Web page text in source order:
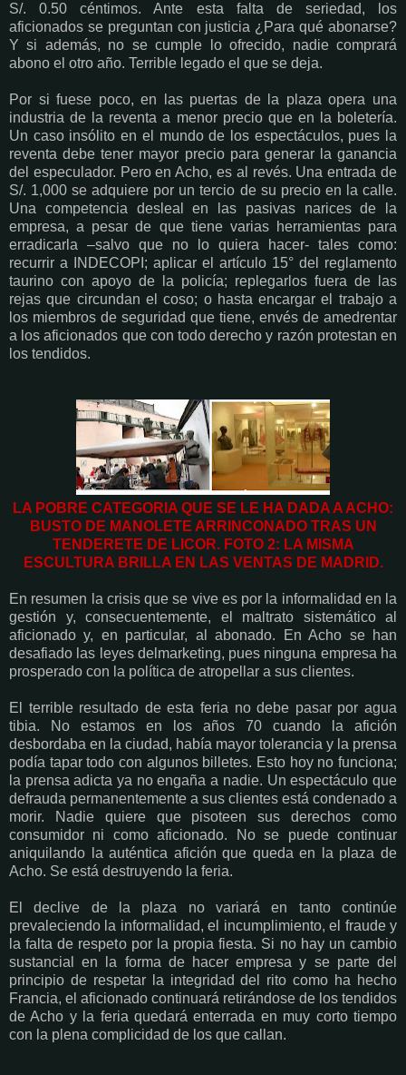
S/. 0.50 céntimos. Ante esta falta de seriedad, los
aficionados se preguntan con justicia ¿Para qué abonarse?
Y si además, no se cumple lo ofrecido, nadie comprará
abono el otro año. Terrible legado el que se deja.
Por si fuese poco, en las puertas de la plaza opera una
industria de la reventa a menor precio que en la boletería.
Un caso insólito en el mundo de los espectáculos, pues la
reventa debe tener mayor precio para generar la ganancia
del especulador. Pero en Acho, es al revés. Una entrada de
S/. 1,000 se adquiere por un tercio de su precio en la calle.
Una competencia desleal en las pasivas narices de la
empresa, a pesar de que tiene varias herramientas para
erradicarla –salvo que no lo quiera hacer- tales como:
recurrir a INDECOPI; aplicar el artículo 15° del reglamento
taurino con apoyo de la policía; replegarlos fuera de las
rejas que circundan el coso; o hasta encargar el trabajo a
los miembros de seguridad que tiene, envés de amedrentar
a los aficionados que con todo derecho y razón protestan en
los tendidos.
LA POBRE CATEGORIA QUE SE LE HA DADA A ACHO:
BUSTO DE MANOLETE ARRINCONADO TRAS UN
TENDERETE DE LICOR. FOTO 2: LA MISMA
ESCULTURA BRILLA EN LAS VENTAS DE MADRID.
En resumen la crisis que se vive es por la informalidad en la
gestión y, consecuentemente, el maltrato sistemático al
aficionado y, en particular, al abonado. En Acho se han
desafiado las leyes delmarketing, pues ninguna empresa ha
prosperado con la política de atropellar a sus clientes.
El terrible resultado de esta feria no debe pasar por agua
tibia. No estamos en los años 70 cuando la afición
desbordaba en la ciudad, había mayor tolerancia y la prensa
podía tapar todo con algunos billetes. Esto hoy no funciona;
la prensa adicta ya no engaña a nadie. Un espectáculo que
defrauda permanentemente a sus clientes está condenado a
morir. Nadie quiere que pisoteen sus derechos como
consumidor ni como aficionado. No se puede continuar
aniquilando la auténtica afición que queda en la plaza de
Acho. Se está destruyendo la feria.
El declive de la plaza no variará en tanto continúe
prevaleciendo la informalidad, el incumplimiento, el fraude y
la falta de respeto por la propia fiesta. Si no hay un cambio
sustancial en la forma de hacer empresa y se parte del
principio de respetar la integridad del rito como ha hecho
Francia, el aficionado continuará retirándose de los tendidos
de Acho y la feria quedará enterrada en muy corto tiempo
con la plena complicidad de los que callan.